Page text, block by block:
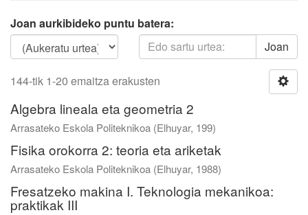
Joan aurkibideko puntu batera:
Joan
144-tik 1-20 emaitza erakusten
Algebra lineala eta geometria 2
Arrasateko Eskola Politeknikoa (Elhuyar, 199)
Fisika orokorra 2: teoria eta ariketak
Arrasateko Eskola Politeknikoa (Elhuyar, 1988)
Fresatzeko makina I. Teknologia mekanikoa:
praktikak III